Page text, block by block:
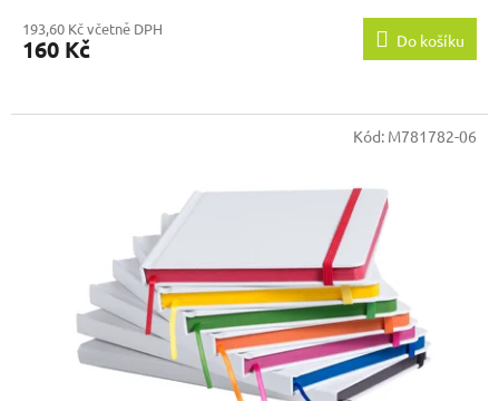
193,60 Kč včetně DPH
160 Kč Do košíku
Kód: M781782-06